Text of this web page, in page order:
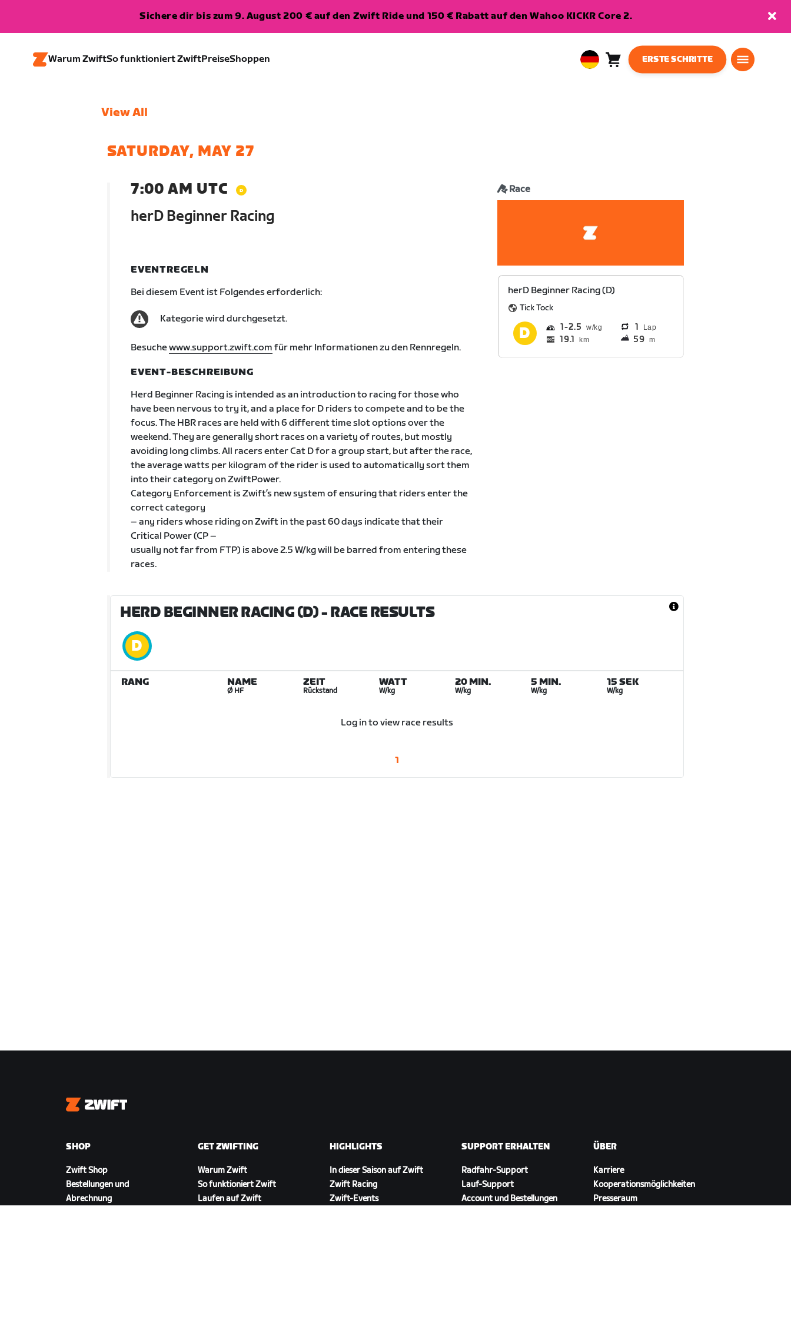
Sichere dir bis zum 9. August 200 € auf den Zwift Ride und 150 € Rabatt auf den Wahoo KICKR Core 2.
Warum ZwiftSo funktioniert ZwiftPreiseShoppen
EuropeanWarenkorb0
ERSTE SCHRITTE
View All
SATURDAY, MAY 27
7:00 AM UTC
herD Beginner Racing
Race
EVENTREGELN
Bei diesem Event ist Folgendes erforderlich:
Kategorie wird durchgesetzt.
Besuchewww.support.zwift.com für mehr Informationen zu den Rennregeln.
EVENT-BESCHREIBUNG
Herd Beginner Racing is intended as an introduction to racing for those who
have been nervous to try it, and a place for D riders to compete and to be the
focus. The HBR races are held with 6 different time slot options over the
weekend. They are generally short races on a variety of routes, but mostly
avoiding long climbs. All racers enter Cat D for a group start, but after the race,
the average watts per kilogram of the rider is used to automatically sort them
into their category on ZwiftPower.
Category Enforcement is Zwift’s new system of ensuring that riders enter the
correct category
– any riders whose riding on Zwift in the past 60 days indicate that their
Critical Power (CP –
usually not far from FTP) is above 2.5 W/kg will be barred from entering these
races.
herD Beginner Racing (D)
Tick Tock
1 2.5 1 Lap
19.1 km 59 m
HERD BEGINNER RACING (D)- RACE RESULTS
RANG NAME
Ø HF
ZEIT
Rückstand
WATT
W/kg
20 MIN.
W/kg
5 MIN.
W/kg
15 SEK
W/kg
Log in to view race results
1
Zwift
SHOP
Zwift Shop
Bestellungen und
Abrechnung
GET ZWIFTING
Warum Zwift
So funktioniert Zwift
Laufen auf Zwift
HIGHLIGHTS
In dieser Saison auf Zwift
Zwift Racing
Zwift-Events
SUPPORT ERHALTEN
Radfahr-Support
Lauf-Support
Account und Bestellungen
ÜBER
Karriere
Kooperationsmöglichkeiten
Presseraum